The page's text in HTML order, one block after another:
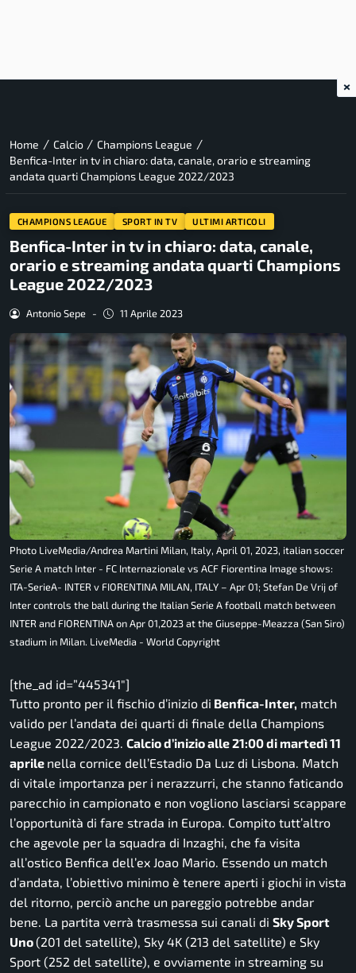
Home / Calcio / Champions League /
Benfica-Inter in tv in chiaro: data, canale, orario e streaming
andata quarti Champions League 2022/2023
CHAMPIONS LEAGUE SPORT IN TV ULTIMI ARTICOLI
Benfica-Inter in tv in chiaro: data, canale,
orario e streaming andata quarti Champions
League 2022/2023
Antonio Sepe - 11 Aprile 2023
Photo LiveMedia/Andrea Martini Milan, Italy, April 01, 2023, italian soccer
Serie A match Inter - FC Internazionale vs ACF Fiorentina Image shows:
ITA-SerieA- INTER v FIORENTINA MILAN, ITALY – Apr 01; Stefan De Vrij of
Inter controls the ball during the Italian Serie A football match between
INTER and FIORENTINA on Apr 01,2023 at the Giuseppe-Meazza (San Siro)
stadium in Milan. LiveMedia - World Copyright
[the_ad id=”445341″]
Tutto pronto per il fischio d’inizio di Benfica-Inter, match
valido per l’andata dei quarti di finale della Champions
League 2022/2023. Calcio d’inizio alle 21:00 di martedì 11
aprile nella cornice dell’Estadio Da Luz di Lisbona. Match
di vitale importanza per i nerazzurri, che stanno faticando
parecchio in campionato e non vogliono lasciarsi scappare
l’opportunità di fare strada in Europa. Compito tutt’altro
che agevole per la squadra di Inzaghi, che fa visita
all’ostico Benfica dell’ex Joao Mario. Essendo un match
d’andata, l’obiettivo minimo è tenere aperti i giochi in vista
del ritorno, perciò anche un pareggio potrebbe andar
bene. La partita verrà trasmessa sui canali di Sky Sport
Uno(201 del satellite), Sky 4K (213 del satellite) e Sky
Sport (252 del satellite), e ovviamente in streaming su
×